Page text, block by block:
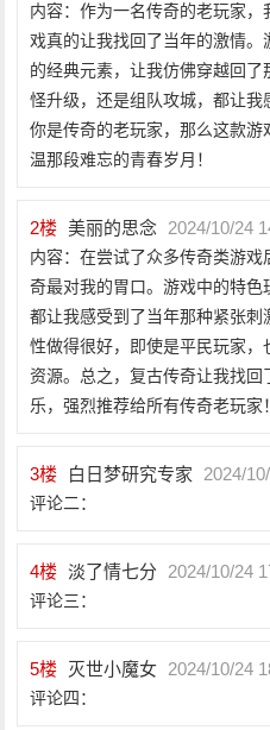
内容：作为一名传奇的老玩家
戏真的让我找回了当年的激情
的经典元素，让我仿佛穿越回
怪升级，还是组队攻城，都让
你是传奇的老玩家，那么这款
温那段难忘的青春岁月！
2楼 美丽的思念 2024/10/24
内容：在尝试了众多传奇类游
奇最对我的胃口。游戏中的特色
都让我感受到了当年那种紧张
性做得很好，即使是平民玩家
资源。总之，复古传奇让我找
乐，强烈推荐给所有传奇老玩家！
3楼 白日梦研究专家 2024/
评论二：
4楼 淡了情七分 2024/10/24
评论三：
5楼 灭世小魔女 2024/10/24
评论四：